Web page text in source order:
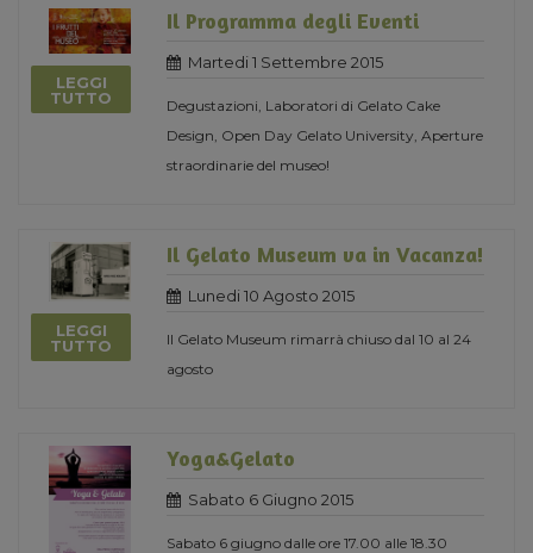
LEGGI
TUTTO
Il Programma degli Eventi
Martedi 1 Settembre 2015
Degustazioni, Laboratori di Gelato Cake
Design, Open Day Gelato University, Aperture
straordinarie del museo!
LEGGI
TUTTO
Il Gelato Museum va in Vacanza!
Lunedi 10 Agosto 2015
Il Gelato Museum rimarrà chiuso dal 10 al 24
agosto
Yoga&Gelato
Sabato 6 Giugno 2015
Sabato 6 giugno dalle ore 17.00 alle 18.30